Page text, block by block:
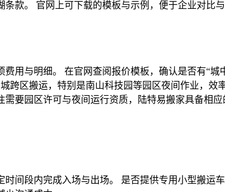
款。 官网上可下载的模板与示例，便于企业对比
用与明细。 在官网查阅报价模板，确认是否有“
跨区搬运，特别是南山科技园等园区夜间作业，
要园区许可与夜间运行资质，陆特易搬家具备相
间段内完成入场与出场。 是否提供专用小型搬